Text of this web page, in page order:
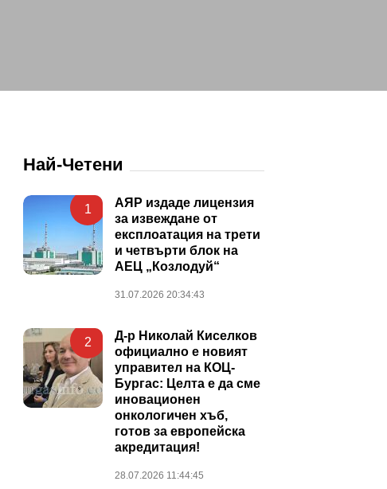
Най-Четени
1
АЯР издаде лицензия
за извеждане от
експлоатация на трети
и четвърти блок на
АЕЦ „Козлодуй“
31.07.2026 20:34:43
2
Д-р Николай Киселков
официално е новият
управител на КОЦ-
Бургас: Целта е да сме
иновационен
онкологичен хъб,
готов за европейска
акредитация!
28.07.2026 11:44:45